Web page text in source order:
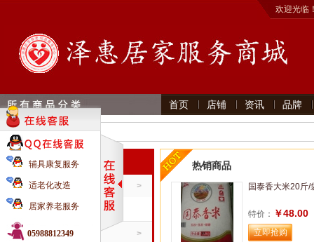
欢迎光临
首页 店铺 资讯 品牌
首页 》商品搜索
全部分类
生活服务 >
家居日用 食品饮料 粮油调味
康复运动 手机电器
助医服务 >
热销商品
国泰香大米20斤/
特价： ￥48.00
辅具康复服务
适老化改造
居家养老服务
05988812349